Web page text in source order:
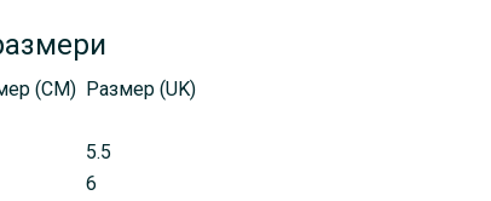
(CM) Размер (UK)
5.5
6